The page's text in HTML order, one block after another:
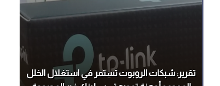
تقرير: شبكات الروبوت تستمر في استغلال الخلل